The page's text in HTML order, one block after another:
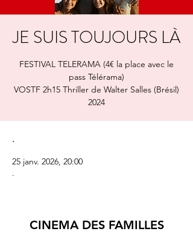
JE SUIS TOUJOURS LÀ
FESTIVAL TELERAMA (4€ la place avec le
pass Télérama)
VOSTF 2h15 Thriller de Walter Salles (Brésil)
.
25 janv. 2026, 20:00
.
CINEMA DES FAMILLES